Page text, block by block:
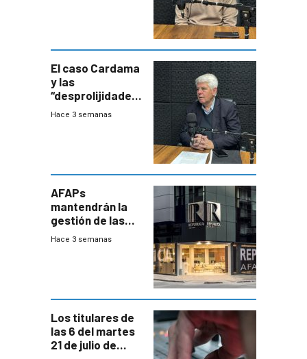
innovadora
El caso Cardama
y las
“desprolijidades”
que la
Hace 3 semanas
AFAPs
mantendrán la
gestión de las
cuentas
Hace 3 semanas
Los titulares de
las 6 del martes
21 de julio de